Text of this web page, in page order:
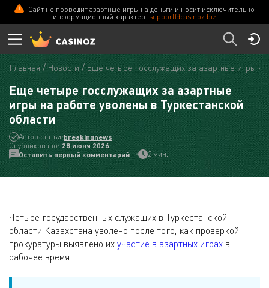
Сайт не проводит азартные игры на деньги и носит исключительно
информационный характер. support@casinoz.biz
Главная Новости Еще четыре госслужащих за азартные игры на
Еще четыре госслужащих за азартные
игры на работе уволены в Туркестанской
области
Автор статьи:breakingnews
Опубликовано: 28 июня 2026
Оставить первый комментарий
2 мин.
Четыре государственных служащих в Туркестанской
области Казахстана уволено после того, как проверкой
прокуратуры выявлено их участие в азартных играх в
рабочее время.